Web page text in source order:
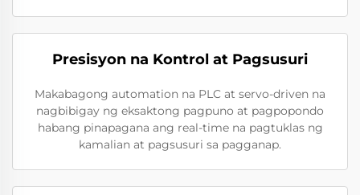
Presisyon na Kontrol at Pagsusuri
Makabagong automation na PLC at servo-driven na
nagbibigay ng eksaktong pagpuno at pagpopondo
habang pinapagana ang real-time na pagtuklas ng
kamalian at pagsusuri sa pagganap.